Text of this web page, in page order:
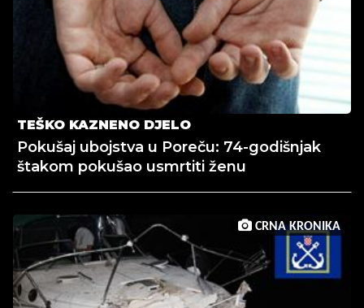
TEŠKO KAZNENO DJELO
Pokušaj ubojstva u Poreču: 74-godišnjak
štakom pokušao usmrtiti ženu
CRNA KRONIKA